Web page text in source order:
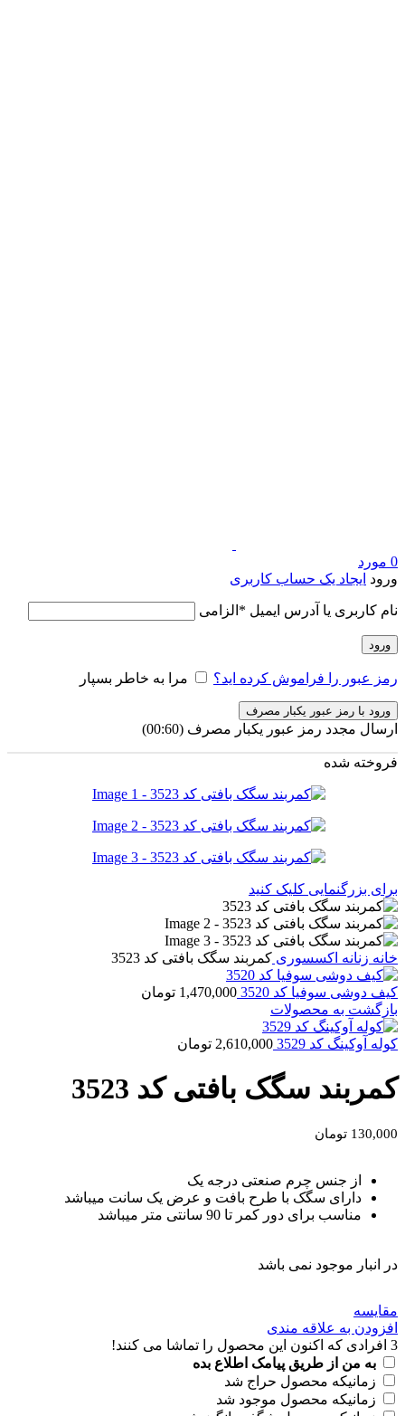
0 مورد
ورود ایجاد یک حساب کاربری
نام کاربری یا آدرس ایمیل * الزامی
ورود
رمز عبور را فراموش کرده اید؟ مرا به خاطر بسپار
ورود با رمز عبور یکبار مصرف
ارسال مجدد رمز عبور یکبار مصرف (00:
60
)
فروخته شده
برای بزرگنمایی کلیک کنید
خانه زنانه اکسسوری کمربند سگک بافتی کد 3523
کیف دوشی سوفیا کد 3520 1,470,000 تومان
بازگشت به محصولات
کوله آوکینگ کد 3529 2,610,000 تومان
کمربند سگک بافتی کد 3523
130,000 تومان
از جنس چرم صنعتی درجه یک
دارای سگک با طرح بافت و عرض یک سانت میباشد
مناسب برای دور کمر تا 90 سانتی متر میباشد
در انبار موجود نمی باشد
مقايسه
افزودن به علاقه مندی
3 افرادی که اکنون این محصول را تماشا می کنند!
به من از طریق پیامک اطلاع بده
زمانیکه محصول حراج شد
زمانیکه محصول موجود شد